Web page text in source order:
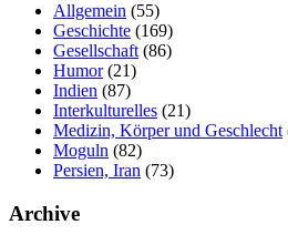
Allgemein (55)
Geschichte (169)
Gesellschaft (86)
Humor(21)
Indien (87)
Interkulturelles (21)
Medizin, Körper und Geschlecht
Moguln (82)
Persien, Iran (73)
Archive